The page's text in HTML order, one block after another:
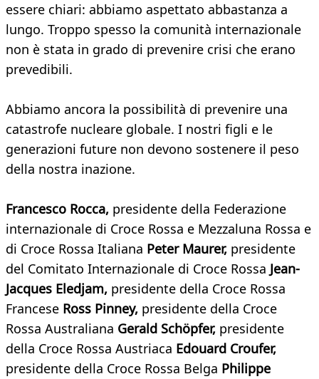
essere chiari: abbiamo aspettato abbastanza a
lungo. Troppo spesso la comunità internazionale
non è stata in grado di prevenire crisi che erano
prevedibili.
Abbiamo ancora la possibilità di prevenire una
catastrofe nucleare globale. I nostri figli e le
generazioni future non devono sostenere il peso
della nostra inazione.
Francesco Rocca, presidente della Federazione
internazionale di Croce Rossa e Mezzaluna Rossa e
di Croce Rossa Italiana Peter Maurer, presidente
del Comitato Internazionale di Croce Rossa Jean-
Jacques Eledjam, presidente della Croce Rossa
Francese Ross Pinney, presidente della Croce
Rossa Australiana Gerald Schöpfer, presidente
della Croce Rossa Austriaca Edouard Croufer,
presidente della Croce Rossa Belga Philippe